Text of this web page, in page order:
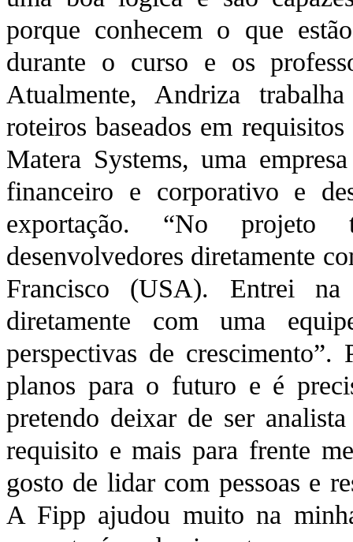
porque conhecem o que
durante o curso e os
Atualmente, Andriza
roteiros baseados em
Matera Systems, uma
financeiro e corporativo e
exportação. “No
desenvolvedores diretamente
Francisco (USA). Entrei na
diretamente com uma
perspectivas de
planos para o futuro e é
pretendo deixar de ser
requisito e mais para frente
gosto de lidar com pessoas e
A Fipp ajudou muito na